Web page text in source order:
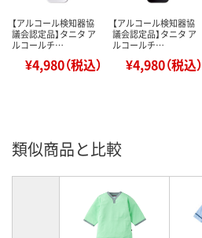
【アルコール検知器協
議会認定品】タニタ ア
ルコールチ…
¥4,980（税込）
【アルコール検知器協
議会認定品】タニタ ア
ルコールチ…
¥4,980（税込）
類似商品と比較